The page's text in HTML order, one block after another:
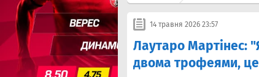
14 травня 2026 23:57
Лаутаро Мартінес:
двома трофеями,